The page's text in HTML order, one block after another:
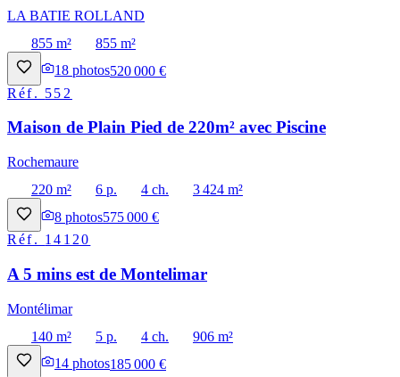
LA BATIE ROLLAND
855 m²
855 m²
18 photos520 000 €
Réf. 552
Maison de Plain Pied de 220m² avec Piscine
Rochemaure
220 m²
6 p. 4 ch.
3 424 m²
8 photos575 000 €
Réf. 14120
A 5 mins est de Montelimar
Montélimar
140 m²
5 p. 4 ch.
906 m²
14 photos185 000 €